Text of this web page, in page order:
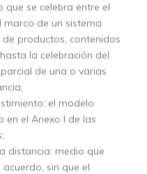
se celebra entre el
marco de un sistema
productos, contenidos
la celebración del
de una o varias
el modelo
en el Anexo I de las
distancia: medio que
sin que el